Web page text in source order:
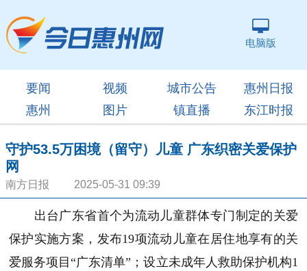
电脑版
要闻 视频 城市公告
惠州日报
惠州
图片 镇直播 东江时报
守护53.5万困境（留守）儿童 广东织密关爱保护
网
南方日报 2025-05-31 09:39
出台广东省首个为流动儿童群体专门制定的关爱
保护实施方案，发布19项流动儿童在居住地享有的关
爱服务项目“广东清单”；设立未成年人救助保护机构1